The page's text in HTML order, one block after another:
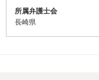
所属弁護士会
長崎県